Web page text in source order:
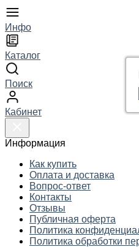
Инфо
Каталог
Поиск
Кабинет
Информация
Как купить
Оплата и доставка
Вопрос-ответ
Контакты
Отзывы
Публичная оферта
Политика
Политика обработки